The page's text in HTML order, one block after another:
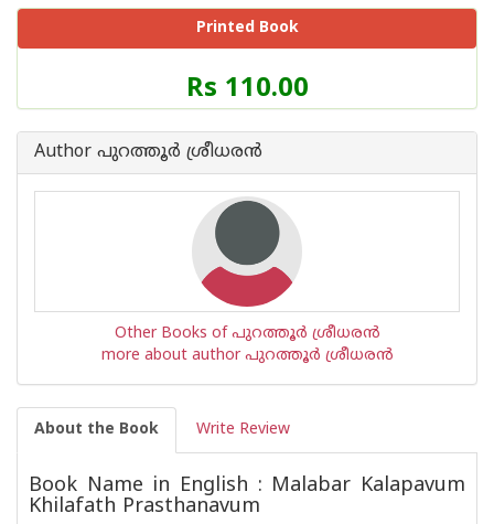
Printed Book
Price
of
Book
Rs 110.00
Author പുറത്തൂര്‍ ശ്രീധരന്‍
Other Books of പുറത്തൂര്‍ ശ്രീധരന്‍
more about author പുറത്തൂര്‍ ശ്രീധരന്‍
About the Book Write Review
Book Name in English : Malabar Kalapavum
Khilafath Prasthanavum